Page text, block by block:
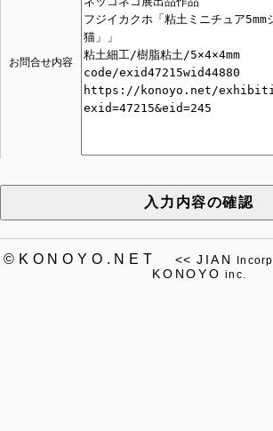
お問合せ内容
入力内容の確認
©KONOYO.NET << JIAN
KONOYO inc.